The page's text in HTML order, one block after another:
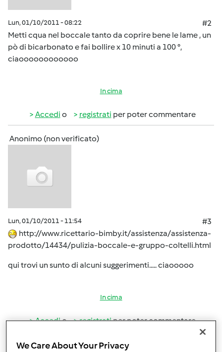
Lun, 01/10/2011 - 08:22
#2
Metti cqua nel boccale tanto da coprire bene le lame , un
pò di bicarbonato e fai bollire x 10 minuti a 100 °,
ciaoooooooooooo
In cima
Accedi o registrati per poter commentare
Anonimo (non verificato)
Lun, 01/10/2011 - 11:54
#3
http://www.ricettario-bimby.it/assistenza/assistenza-
prodotto/14434/pulizia-boccale-e-gruppo-coltelli.html
qui trovi un sunto di alcuni suggerimenti..... ciaooooo
In cima
Accedio registratiper poter commentare
Anonimo (non verificato)
We Care About Your Privacy